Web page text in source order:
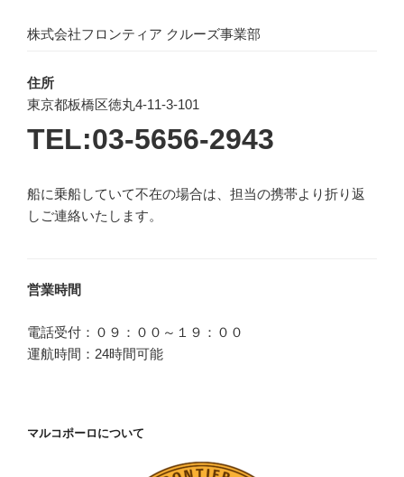
株式会社フロンティア クルーズ事業部
住所
東京都板橋区徳丸4-11-3-101
TEL:03-5656-2943
船に乗船していて不在の場合は、担当の携帯より折り返
しご連絡いたします。
営業時間
電話受付：０９：００～１９：００
運航時間：24時間可能
マルコポーロについて